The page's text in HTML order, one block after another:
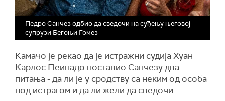
Педро Санчез одбио да сведочи на суђењу његовој
супрузи Бегоњи Гомез
Камачо је рекао да је истражни судија Хуан
Карлос Пеинадо поставио Санчезу два
питања - да ли је у сродству са неким од особа
под истрагом и да ли жели да сведочи.